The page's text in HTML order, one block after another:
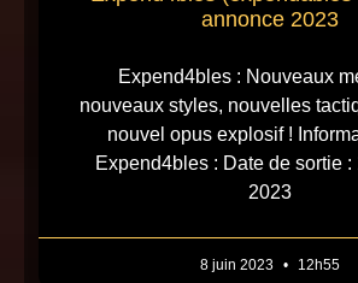
annonce 2023
Expend4bles : Nouveaux
nouveaux styles, nouvelles
nouvel opus explosif !
Expend4bles : Date de sortie :
2023
8 juin 2023 12h55